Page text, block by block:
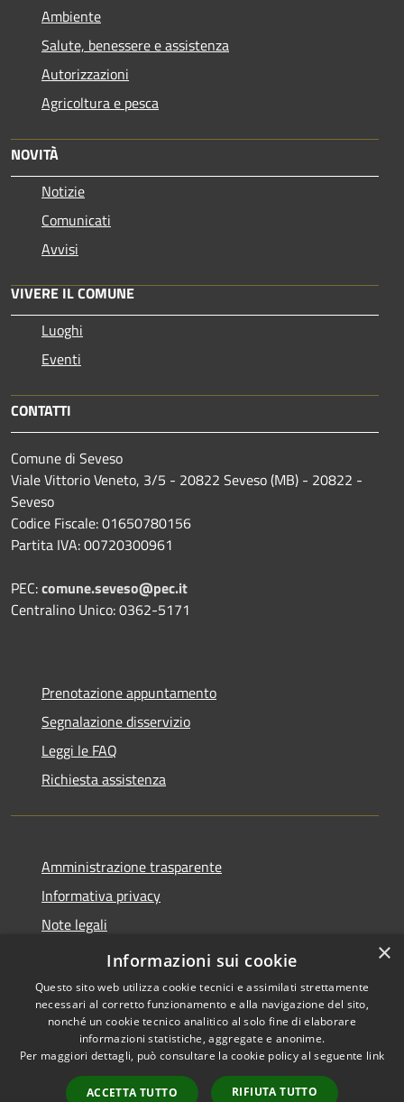
Ambiente
Salute, benessere e assistenza
Autorizzazioni
Agricoltura e pesca
NOVITÀ
Notizie
Comunicati
Avvisi
VIVERE IL COMUNE
Luoghi
Eventi
CONTATTI
Comune di Seveso
Viale Vittorio Veneto, 3/5 - 20822 Seveso (MB) - 20822 -
Seveso
Codice Fiscale: 01650780156
Partita IVA: 00720300961
PEC:comune.seveso@pec.it
Centralino Unico: 0362-5171
Prenotazione appuntamento
Segnalazione disservizio
Leggi le FAQ
Richiesta assistenza
Amministrazione trasparente
Informativa privacy
Note legali
Dichiarazione di accessibilità
Accessibilità
Copyright © 2026 • Città di
Seveso • Powered by
Municipium•
Accesso
×
Informazioni sui cookie
Questo sito web utilizza cookie tecnici e assimilati strettamente
necessari al corretto funzionamento e alla navigazione del sito,
nonché un cookie tecnico analitico al solo fine di elaborare
informazioni statistiche, aggregate e anonime.
Per maggiori dettagli, può consultare la cookie policy al seguente link
ACCETTA TUTTO RIFIUTA TUTTO